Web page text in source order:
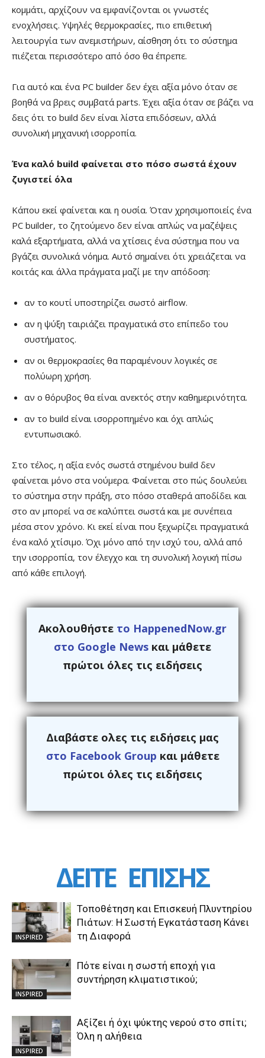
κομμάτι, αρχίζουν να εμφανίζονται οι γνωστές
ενοχλήσεις. Υψηλές θερμοκρασίες, πιο επιθετική
λειτουργία των ανεμιστήρων, αίσθηση ότι το σύστημα
πιέζεται περισσότερο από όσο θα έπρεπε.
Για αυτό και ένα PC builder δεν έχει αξία μόνο όταν σε
βοηθά να βρεις συμβατά parts. Έχει αξία όταν σε βάζει να
δεις ότι το build δεν είναι λίστα επιδόσεων, αλλά
συνολική μηχανική ισορροπία.
Ένα καλό build φαίνεται στο πόσο σωστά έχουν
ζυγιστεί όλα
Κάπου εκεί φαίνεται και η ουσία. Όταν χρησιμοποιείς ένα
PC builder, το ζητούμενο δεν είναι απλώς να μαζέψεις
καλά εξαρτήματα, αλλά να χτίσεις ένα σύστημα που να
βγάζει συνολικά νόημα. Αυτό σημαίνει ότι χρειάζεται να
κοιτάς και άλλα πράγματα μαζί με την απόδοση:
αν το κουτί υποστηρίζει σωστό airflow.
αν η ψύξη ταιριάζει πραγματικά στο επίπεδο του
συστήματος.
αν οι θερμοκρασίες θα παραμένουν λογικές σε
πολύωρη χρήση.
αν ο θόρυβος θα είναι ανεκτός στην καθημερινότητα.
αν το build είναι ισορροπημένο και όχι απλώς
εντυπωσιακό.
Στο τέλος, η αξία ενός σωστά στημένου build δεν
φαίνεται μόνο στα νούμερα. Φαίνεται στο πώς δουλεύει
το σύστημα στην πράξη, στο πόσο σταθερά αποδίδει και
στο αν μπορεί να σε καλύπτει σωστά και με συνέπεια
μέσα στον χρόνο. Κι εκεί είναι που ξεχωρίζει πραγματικά
ένα καλό χτίσιμο. Όχι μόνο από την ισχύ του, αλλά από
την ισορροπία, τον έλεγχο και τη συνολική λογική πίσω
από κάθε επιλογή.
Ακολουθήστε το HappenedNow.gr
στο Google News και μάθετε
πρώτοι όλες τις ειδήσεις
Διαβάστε ολες τις ειδήσεις μας
στο Facebook Group και μάθετε
πρώτοι όλες τις ειδήσεις
ΔΕΙΤΕ ΕΠΙΣΗΣ
INSPIRED
Τοποθέτηση και Επισκευή Πλυντηρίου
Πιάτων: Η Σωστή Εγκατάσταση Κάνει
τη Διαφορά
INSPIRED
Πότε είναι η σωστή εποχή για
συντήρηση κλιματιστικού;
INSPIRED
Αξίζει ή όχι ψύκτης νερού στο σπίτι;
Όλη η αλήθεια